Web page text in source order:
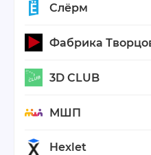
Слёрм
Фабрика
3D CLUB
МШП
Hexlet